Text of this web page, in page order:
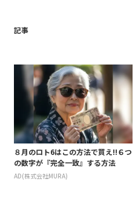
記事
８月のロト6はこの方法で買え!!６つ
の数字が『完全一致』する方法
AD(株式会社MURA)